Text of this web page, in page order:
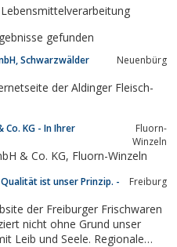
Lebensmittelverarbeitung
gefunden
Schwarzwälder
Neuenbürg
der Aldinger Fleisch-
KG - In Ihrer
Fluorn-
Winzeln
Landmetzgerei Heinzelmann GmbH & Co. KG, Fluorn-Winzeln
ist unser Prinzip. -
Freiburg
der Freiburger Frischwaren
nicht ohne Grund unser
Leib und Seele. Regionale